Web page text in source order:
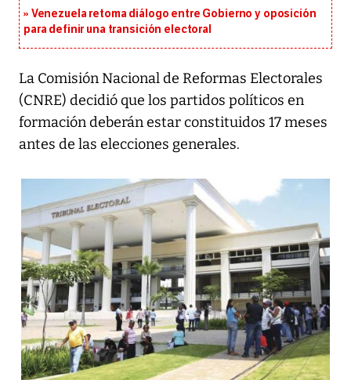
Venezuela retoma diálogo entre Gobierno y oposición
para definir una transición electoral
La Comisión Nacional de Reformas Electorales
(CNRE) decidió que los partidos políticos en
formación deberán estar constituidos 17 meses
antes de las elecciones generales.